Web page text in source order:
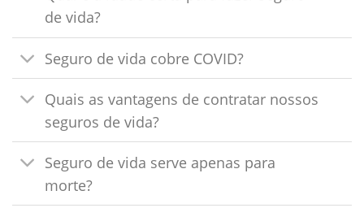
de vida?
Seguro de vida cobre COVID?
Quais as vantagens de contratar nossos
seguros de vida?
Seguro de vida serve apenas para
morte?